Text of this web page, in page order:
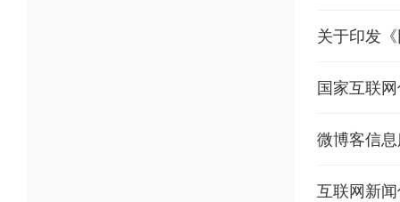
关于印发
微博客信
互联网新